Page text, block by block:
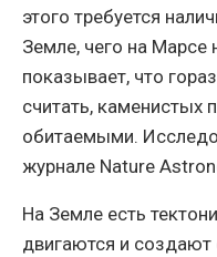
этого требуется
Земле, чего на Марсе
показывает, что
считать, каменистых
обитаемыми.
журнале Nature
На Земле есть
двигаются и